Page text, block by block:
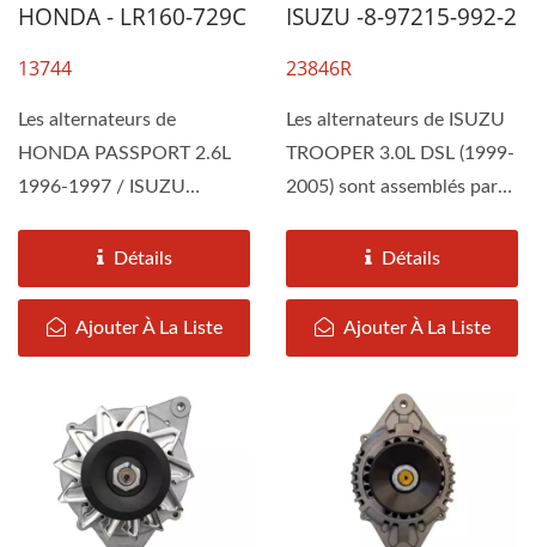
HONDA - LR160-729C
13744
Les alternateurs de
HONDA PASSPORT 2.6L
1996-1997 / ISUZU
sont assemblés...
Détails
Ajouter À La Liste
ISUZU -8-97215-992-2
23846R
Les alternateurs de ISUZU
TROOPER 3.0L DSL (1999-
2005) sont assemblés par
spécifications...
Détails
Ajouter À La Liste